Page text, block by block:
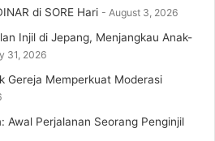
di SORE Hari August 3, 2026
Injil di Jepang, Menjangkau Anak-
31, 2026
Gereja Memperkuat Moderasi
Awal Perjalanan Seorang Penginjil